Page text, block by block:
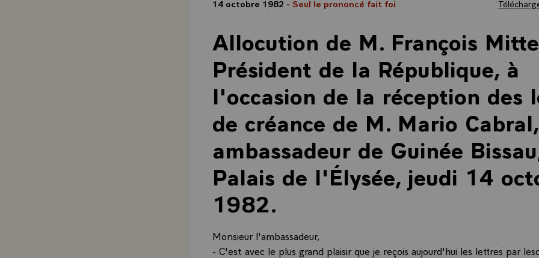
14 octobre 1982 - Seul le prononcé fait foi
Allocution de M. François
Président de la République, à
l'occasion de la réception des
de créance de M. Mario Cabral,
ambassadeur de Guinée
Palais de l'Élysée, jeudi 14
1982.
Monsieur l'ambassadeur,
- C'est avec le plus grand plaisir que je reçois aujourd'hui les lettres par